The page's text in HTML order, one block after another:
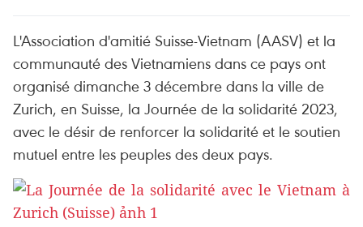
L'Association d'amitié Suisse-Vietnam (AASV) et la
communauté des Vietnamiens dans ce pays ont
organisé dimanche 3 décembre dans la ville de
Zurich, en Suisse, la Journée de la solidarité 2023,
avec le désir de renforcer la solidarité et le soutien
mutuel entre les peuples des deux pays.